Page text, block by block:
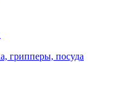
грипперы, посуда